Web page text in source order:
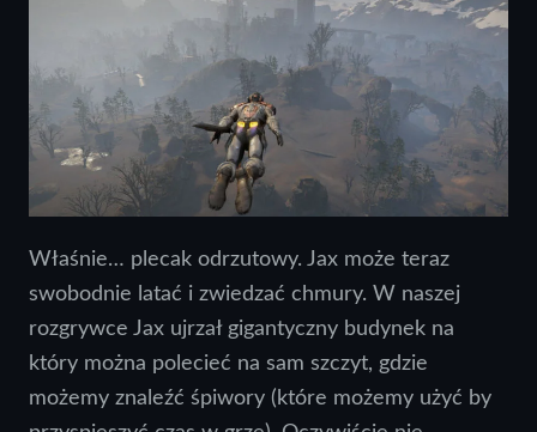
Właśnie… plecak odrzutowy. Jax może teraz
swobodnie latać i zwiedzać chmury. W naszej
rozgrywce Jax ujrzał gigantyczny budynek na
który można polecieć na sam szczyt, gdzie
możemy znaleźć śpiwory (które możemy użyć by